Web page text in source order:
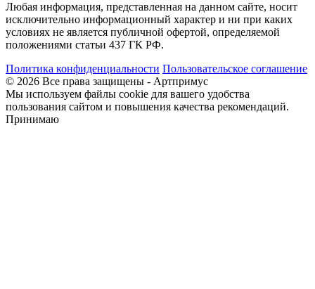
Любая информация, представленная на данном сайте, носит
исключительно информационный характер и ни при каких
условиях не является публичной офертой, определяемой
положениями статьи 437 ГК РФ.
Политика конфиденциальности Пользовательское соглашение
© 2026 Все права защищены - Артпримус
Мы используем файлы cookie для вашего удобства
пользования сайтом и повышения качества рекомендаций.
Принимаю